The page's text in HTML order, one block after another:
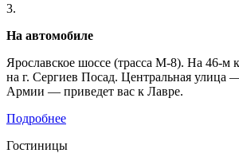
3.
На автомобиле
Ярославское шоссе (трасса М-8). На 46-м
на г. Сергиев Посад. Центральная улица
Армии — приведет вас к Лавре.
Подробнее
Гостиницы